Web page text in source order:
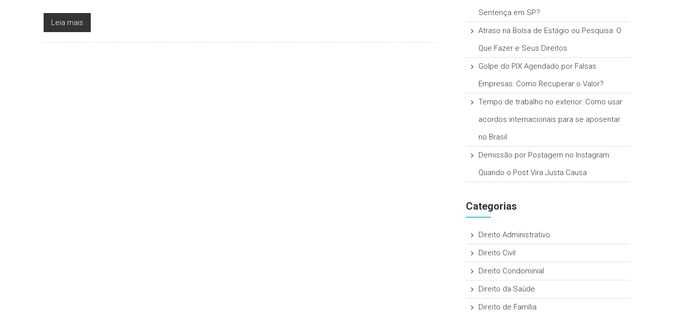
Leia mais
Sentença em SP?
Atraso na Bolsa de Estágio ou Pesquisa: O
Que Fazer e Seus Direitos
Golpe do PIX Agendado por Falsas
Empresas: Como Recuperar o Valor?
Tempo de trabalho no exterior: Como usar
acordos internacionais para se aposentar
no Brasil
Demissão por Postagem no Instagram:
Quando o Post Vira Justa Causa
Categorias
Direito Administrativo
Direito Civil
Direito Condominial
Direito da Saúde
Direito de Família